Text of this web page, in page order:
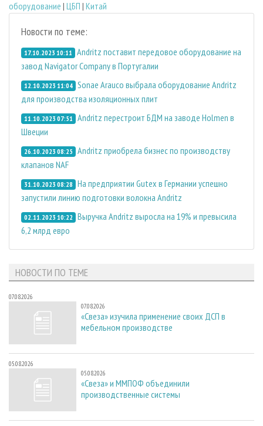
оборудование | ЦБП | Китай
Новости по теме:
17.10.2023 10:11 Andritz поставит передовое оборудование на
завод Navigator Company в Португалии
12.10.2023 11:04 Sonae Arauco выбрала оборудование Andritz
для производства изоляционных плит
11.10.2023 07:51 Andritz перестроит БДМ на заводе Holmen в
Швеции
26.10.2023 08:25 Andritz приобрела бизнес по производству
клапанов NAF
31.10.2023 08:28 На предприятии Gutex в Германии успешно
запустили линию подготовки волокна Andritz
02.11.2023 10:22 Выручка Andritz выросла на 19% и превысила
6,2 млрд евро
НОВОСТИ ПО ТЕМЕ
07.08.2026
07.08.2026
«Свеза» изучила применение своих ДСП в
мебельном производстве
05.08.2026
05.08.2026
«Свеза» и ММПОФ объединили
производственные системы